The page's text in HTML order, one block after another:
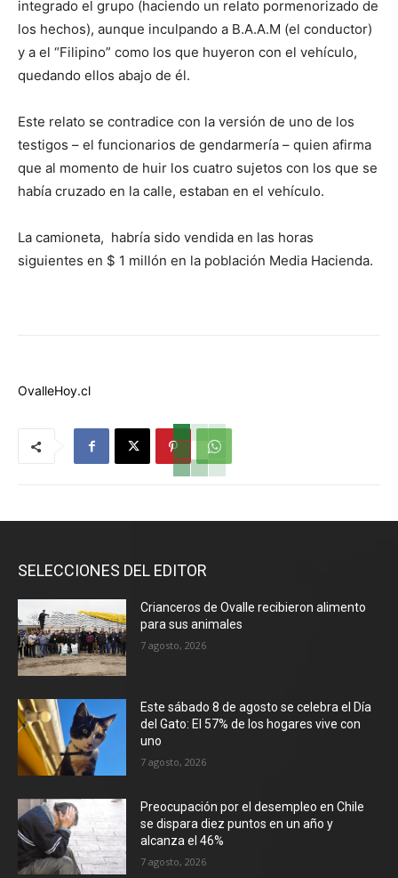
integrado el grupo (haciendo un relato pormenorizado de
los hechos), aunque inculpando a B.A.A.M (el conductor)
y a el “Filipino” como los que huyeron con el vehículo,
quedando ellos abajo de él.
Este relato se contradice con la versión de uno de los
testigos – el funcionarios de gendarmería – quien afirma
que al momento de huir los cuatro sujetos con los que se
había cruzado en la calle, estaban en el vehículo.
La camioneta, habría sido vendida en las horas
siguientes en $ 1 millón en la población Media Hacienda.
OvalleHoy.cl
SELECCIONES DEL EDITOR
Crianceros de Ovalle recibieron alimento
para sus animales
7 agosto, 2026
Este sábado 8 de agosto se celebra el Día
del Gato: El 57% de los hogares vive con
uno
7 agosto, 2026
Preocupación por el desempleo en Chile
se dispara diez puntos en un año y
alcanza el 46%
7 agosto, 2026